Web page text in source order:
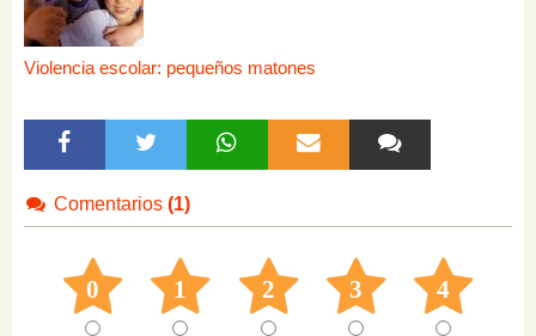
Violencia escolar: pequeños matones
Comentarios (1)
0 1 2 3 4